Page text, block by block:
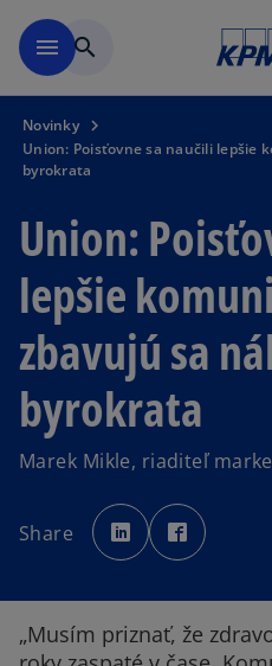
menu search
Novinky
Union: Poisťovne sa naučili lepšie
byrokrata
Union:
lepšie
zbavujú sa
byrokrata
Marek Mikle, riaditeľ
Share
o
p
e
n
e
p
e
e
„Musím priznať, že